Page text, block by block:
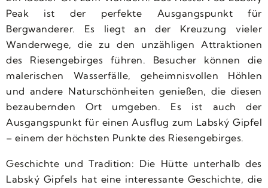
Peak ist der perfekte Ausgangspunkt für
Bergwanderer. Es liegt an der Kreuzung vieler
Wanderwege, die zu den unzähligen Attraktionen
des Riesengebirges führen. Besucher können die
malerischen Wasserfälle, geheimnisvollen Höhlen
und andere Naturschönheiten genießen, die diesen
bezaubernden Ort umgeben. Es ist auch der
Ausgangspunkt für einen Ausflug zum Labský Gipfel
– einem der höchsten Punkte des Riesengebirges.
Geschichte und Tradition: Die Hütte unterhalb des
Labský Gipfels hat eine interessante Geschichte, die